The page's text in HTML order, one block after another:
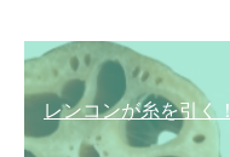
レンコンが糸を引く